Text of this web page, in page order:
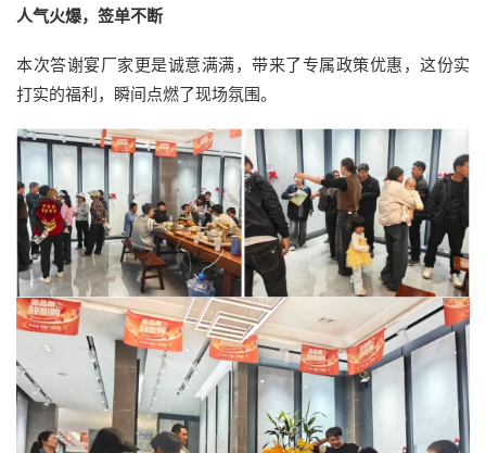
人气火爆，签单不断
本次答谢宴厂家更是诚意满满，带来了专属政策优惠，这份实
打实的福利，瞬间点燃了现场氛围。